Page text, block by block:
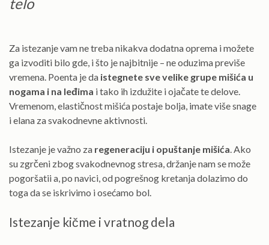
Za istezanje vam ne treba nikakva dodatna oprema i možete
ga izvoditi bilo gde, i što je najbitnije – ne oduzima previše
vremena. Poenta je da istegnete sve velike grupe mišića u
nogama i na leđima i tako ih izdužite i ojačate te delove.
Vremenom, elastičnost mišića postaje bolja, imate više snage
i elana za svakodnevne aktivnosti.
Istezanje je važno za regeneraciju i opuštanje mišića . Ako
su zgrčeni zbog svakodnevnog stresa, držanje nam se može
pogoršatii a, po navici, od pogrešnog kretanja dolazimo do
toga da se iskrivimo i osećamo bol.
Istezanje kičme i vratnog dela